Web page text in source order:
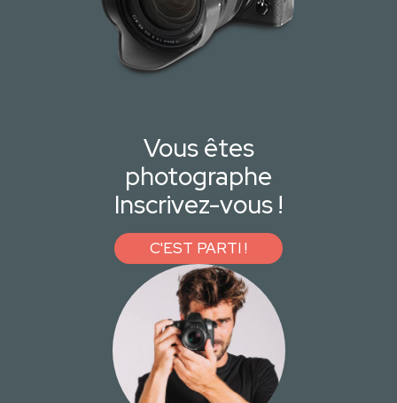
Vous êtes
photographe
Inscrivez-vous !
C'EST PARTI !